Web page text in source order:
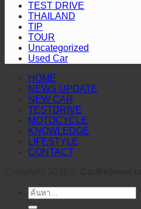
ดุดัน
สายตา
TEST DRIVE
THAILAND
TIP
TOUR
Uncategorized
Used Car
HOME
NEWS UPDATE
NEW CAR
TESTDRIVE
MOTOCYCLE
KNOWLEDGE
LIFESTYLE
CONTACT
ค้นหา: